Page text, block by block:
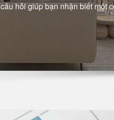
hỏi giúp bạn nhận biết một